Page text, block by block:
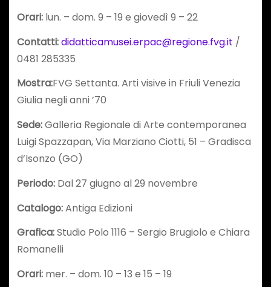
Orari:lun. – dom. 9 – 19 e giovedì 9 – 22
Contatti:didatticamusei.erpac@regione.fvg.it /
0481 285335
Mostra:FVG Settanta. Arti visive in Friuli Venezia
Giulia negli anni ’70
Sede:Galleria Regionale di Arte contemporanea
Luigi Spazzapan, Via Marziano Ciotti, 51 – Gradisca
d’Isonzo (GO)
Periodo:Dal 27 giugno al 29 novembre
Catalogo:Antiga Edizioni
Grafica:Studio Polo 1116 – Sergio Brugiolo e Chiara
Romanelli
Orari:mer. – dom. 10 – 13 e 15 – 19